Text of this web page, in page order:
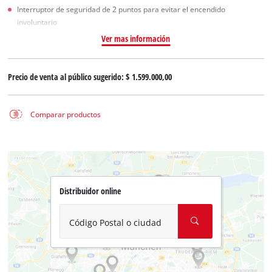
Interruptor de seguridad de 2 puntos para evitar el encendido
involuntario
Ver mas información
Precio de venta al público sugerido:$ 1.599.000,00
Comparar productos
Distribuidor online
Código Postal o ciudad